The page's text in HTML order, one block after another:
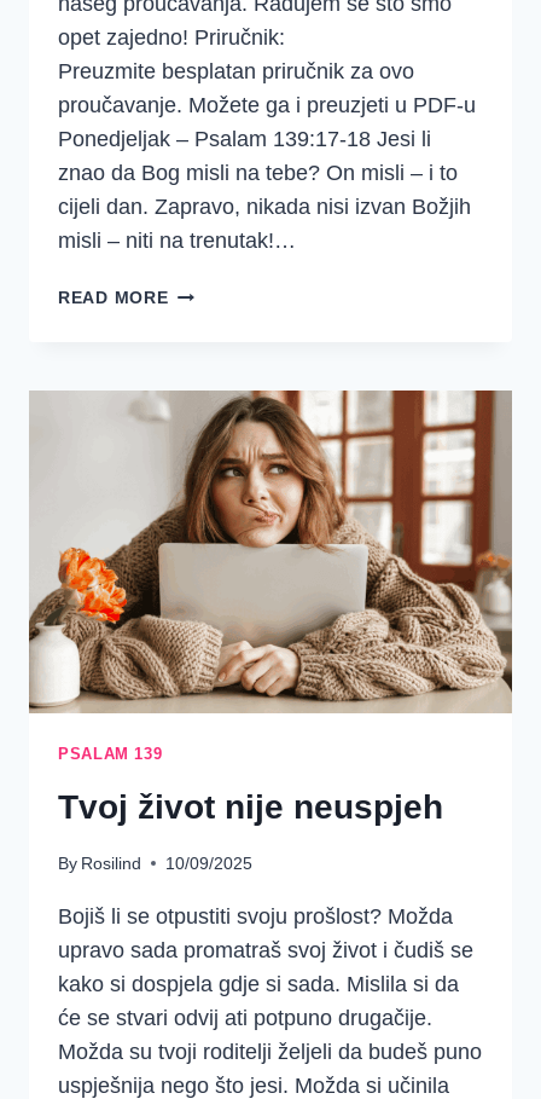
opet zajedno! Priručnik:
Preuzmite besplatan priručnik za ovo
proučavanje. Možete ga i preuzjeti u PDF-u
Ponedjeljak – Psalam 139:17-18 Jesi li
znao da Bog misli na tebe? On misli – i to
cijeli dan. Zapravo, nikada nisi izvan Božjih
misli – niti na trenutak!…
READ MOREDJD
–
SREDSTVA
(3.
TJEDAN)
PSALAM 139
Tvoj život nije neuspjeh
By Rosilind 10/09/2025
Bojiš li se otpustiti svoju prošlost? Možda
upravo sada promatraš svoj život i čudiš se
kako si dospjela gdje si sada. Mislila si da
će se stvari odvij ati potpuno drugačije.
Možda su tvoji roditelji željeli da budeš puno
uspješnija nego što jesi. Možda si učinila